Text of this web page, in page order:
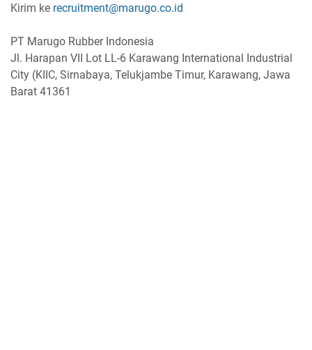
Kirim ke recruitment@marugo.co.id
PT Marugo Rubber Indonesia
Jl. Harapan VII Lot LL-6 Karawang International Industrial
City (KIIC, Sirnabaya, Telukjambe Timur, Karawang, Jawa
Barat 41361